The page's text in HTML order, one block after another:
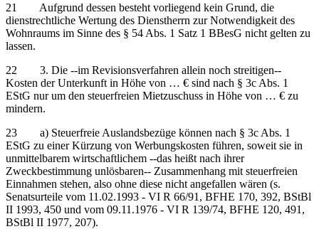
21 Aufgrund dessen besteht vorliegend kein Grund, die
dienstrechtliche Wertung des Dienstherrn zur Notwendigkeit des
Wohnraums im Sinne des § 54 Abs. 1 Satz 1 BBesG nicht gelten zu
lassen.
22 3. Die ‑‑im Revisionsverfahren allein noch streitigen‑‑
Kosten der Unterkunft in Höhe von … € sind nach § 3c Abs. 1
EStG nur um den steuerfreien Mietzuschuss in Höhe von … € zu
mindern.
23 a) Steuerfreie Auslandsbezüge können nach § 3c Abs. 1
EStG zu einer Kürzung von Werbungskosten führen, soweit sie in
unmittelbarem wirtschaftlichem ‑‑das heißt nach ihrer
Zweckbestimmung unlösbaren‑‑ Zusammenhang mit steuerfreien
Einnahmen stehen, also ohne diese nicht angefallen wären (s.
Senatsurteile vom 11.02.1993 - VI R 66/91, BFHE 170, 392, BStBl
II 1993, 450 und vom 09.11.1976 - VI R 139/74, BFHE 120, 491,
BStBl II 1977, 207).